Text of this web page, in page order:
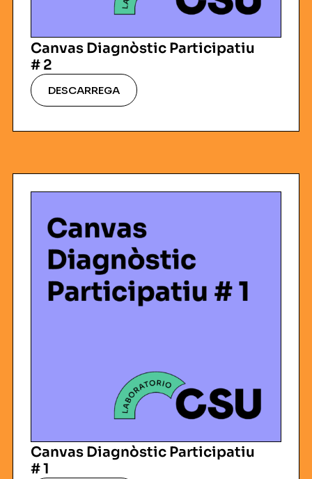
Canvas Diagnòstic Participatiu
# 2
DESCARREGA
Canvas Diagnòstic Participatiu
# 1